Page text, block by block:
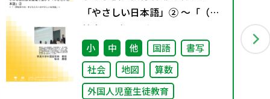
「やさしい日本語」② ～「（学
校内での）子どもたちへのやさ
しい日本語」～
小 中 他 国語
書写
社会
地図
算数
外国人児童生徒教育